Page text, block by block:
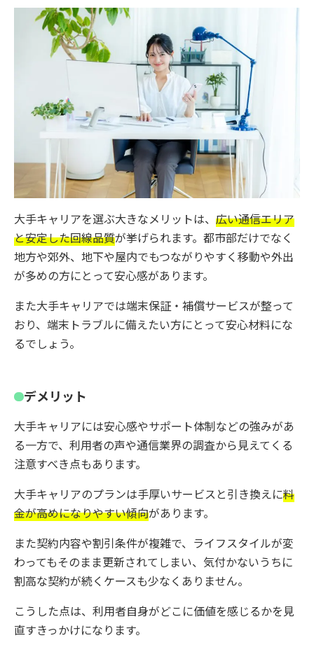
大手キャリアを選ぶ大きなメリットは、 広い通信エリア
と安定した回線品質が挙げられます。都市部だけでなく
地方や郊外、地下や屋内でもつながりやすく移動や外出
が多めの方にとって安心感があります。
また大手キャリアでは端末保証・補償サービスが整って
おり、端末トラブルに備えたい方にとって安心材料にな
るでしょう。
デメリット
大手キャリアには安心感やサポート体制などの強みがあ
る一方で、利用者の声や通信業界の調査から見えてくる
注意すべき点もあります。
大手キャリアのプランは手厚いサービスと引き換えに料
金が高めになりやすい傾向があります。
また契約内容や割引条件が複雑で、ライフスタイルが変
わってもそのまま更新されてしまい、気付かないうちに
割高な契約が続くケースも少なくありません。
こうした点は、利用者自身がどこに価値を感じるかを見
直すきっかけになります。